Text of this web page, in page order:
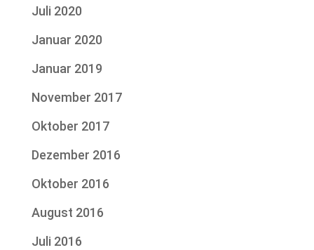
Juli 2020
Januar 2020
Januar 2019
November 2017
Oktober 2017
Dezember 2016
Oktober 2016
August 2016
Juli 2016